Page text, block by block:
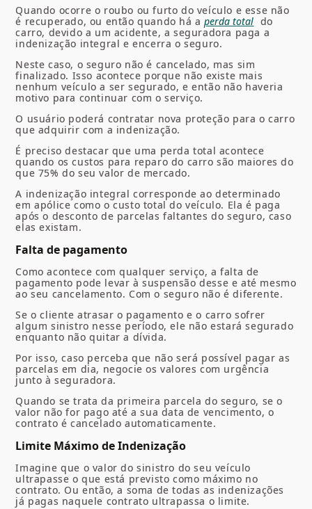
Quando ocorre o roubo ou furto do veículo e esse não
é recuperado, ou então quando há aperda total do
carro, devido a um acidente, a seguradora paga a
indenização integral e encerra o seguro.
Neste caso, o seguro não é cancelado, mas sim
finalizado. Isso acontece porque não existe mais
nenhum veículo a ser segurado, e então não haveria
motivo para continuar com o serviço.
O usuário poderá contratar nova proteção para o carro
que adquirir com a indenização.
É preciso destacar que uma perda total acontece
quando os custos para reparo do carro são maiores do
que 75% do seu valor de mercado.
A indenização integral corresponde ao determinado
em apólice como o custo total do veículo. Ela é paga
após o desconto de parcelas faltantes do seguro, caso
elas existam.
Falta de pagamento
Como acontece com qualquer serviço, a falta de
pagamento pode levar à suspensão desse e até mesmo
ao seu cancelamento. Com o seguro não é diferente.
Se o cliente atrasar o pagamento e o carro sofrer
algum sinistro nesse período, ele não estará segurado
enquanto não quitar a dívida.
Por isso, caso perceba que não será possível pagar as
parcelas em dia, negocie os valores com urgência
junto à seguradora.
Quando se trata da primeira parcela do seguro, se o
valor não for pago até a sua data de vencimento, o
contrato é cancelado automaticamente.
Limite Máximo de Indenização
Imagine que o valor do sinistro do seu veículo
ultrapasse o que está previsto como máximo no
contrato. Ou então, a soma de todas as indenizações
já pagas naquele contrato ultrapassa o limite.